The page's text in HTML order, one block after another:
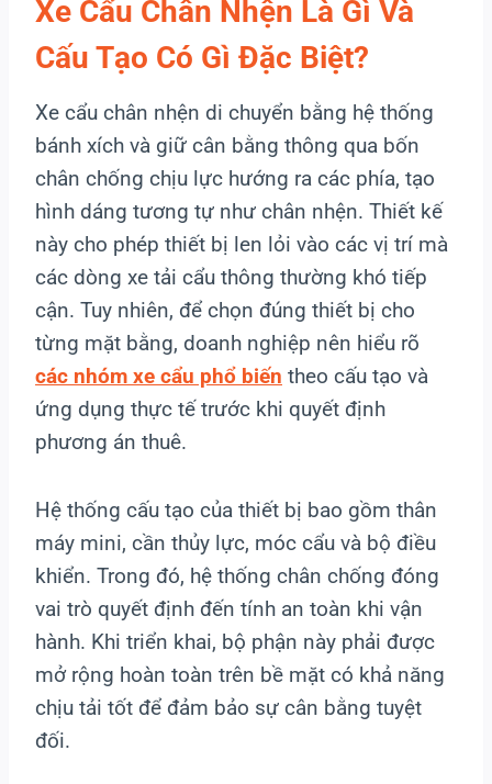
Xe Cẩu Chân Nhện Là Gì Và
Cấu Tạo Có Gì Đặc Biệt?
Xe cẩu chân nhện di chuyển bằng hệ thống
bánh xích và giữ cân bằng thông qua bốn
chân chống chịu lực hướng ra các phía, tạo
hình dáng tương tự như chân nhện. Thiết kế
này cho phép thiết bị len lỏi vào các vị trí mà
các dòng xe tải cẩu thông thường khó tiếp
cận. Tuy nhiên, để chọn đúng thiết bị cho
từng mặt bằng, doanh nghiệp nên hiểu rõ
các nhóm xe cẩu phổ biến theo cấu tạo và
ứng dụng thực tế trước khi quyết định
phương án thuê.
Hệ thống cấu tạo của thiết bị bao gồm thân
máy mini, cần thủy lực, móc cẩu và bộ điều
khiển. Trong đó, hệ thống chân chống đóng
vai trò quyết định đến tính an toàn khi vận
hành. Khi triển khai, bộ phận này phải được
mở rộng hoàn toàn trên bề mặt có khả năng
chịu tải tốt để đảm bảo sự cân bằng tuyệt
đối.